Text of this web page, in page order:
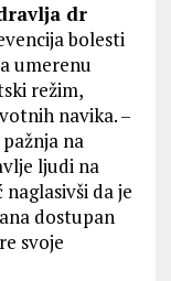
dr
bolesti
umerenu
režim,
navika. –
na
ljudi na
da je
dostupan
svoje